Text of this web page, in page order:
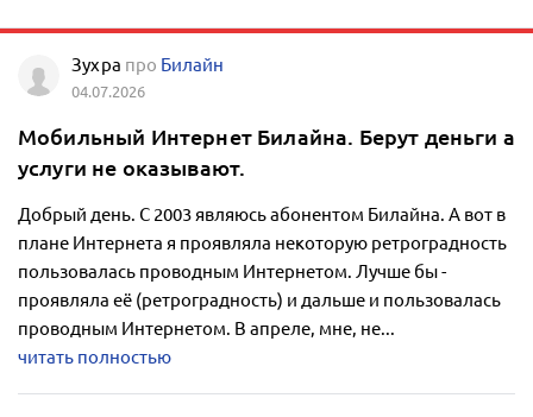
Зухра про Билайн
04.07.2026
Мобильный Интернет Билайна. Берут деньги а
услуги не оказывают.
Добрый день. С 2003 являюсь абонентом Билайна. А вот в
плане Интернета я проявляла некоторую ретроградность
пользовалась проводным Интернетом. Лучше бы -
проявляла её (ретроградность) и дальше и пользовалась
проводным Интернетом. В апреле, мне, не...
читать полностью